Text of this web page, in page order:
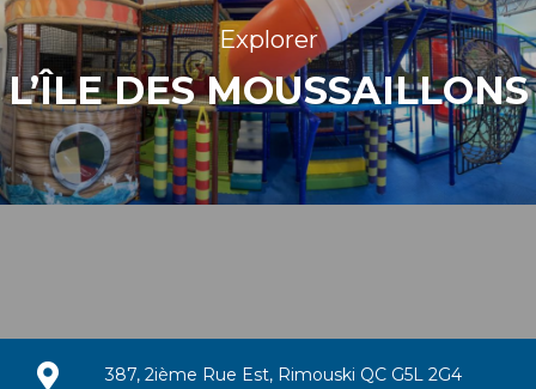
Explorer
L’ÎLE DES MOUSSAILLONS
387, 2ième Rue Est, Rimouski QC G5L 2G4